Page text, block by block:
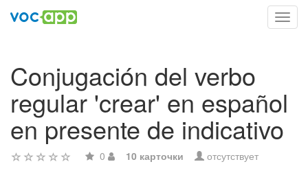
Conjugación del verbo
regular 'crear' en español
en presente de indicativo
0 10 карточки отсутствует